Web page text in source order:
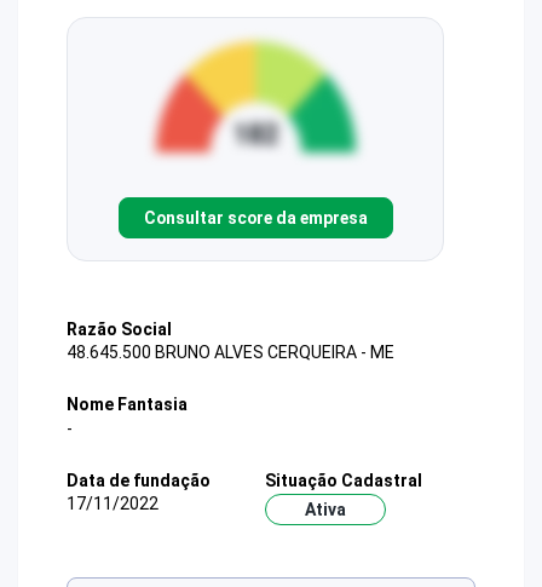
Consultar score da empresa
Razão Social
48.645.500 BRUNO ALVES CERQUEIRA - ME
Nome Fantasia
-
Data de fundação
17/11/2022
Situação Cadastral
Ativa